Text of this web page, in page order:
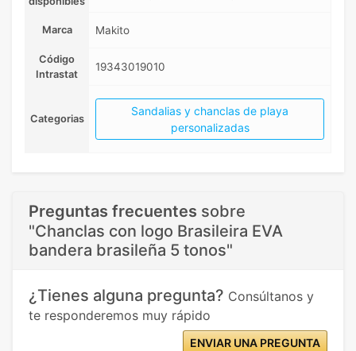
Marca Makito
Código
Intrastat
19343019010
Categorias
Sandalias y chanclas de playa
personalizadas
Preguntas frecuentes sobre
"Chanclas con logo Brasileira EVA
bandera brasileña 5 tonos"
¿Tienes alguna pregunta? Consúltanos y
te responderemos muy rápido
ENVIAR UNA PREGUNTA